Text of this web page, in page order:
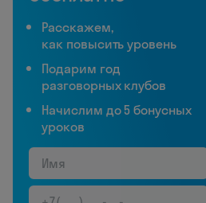
Расскажем,
как повысить уровень
Подарим год
разговорных клубов
Начислим до 5 бонусных
уроков
online